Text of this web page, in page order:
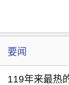
要闻
119年来最热